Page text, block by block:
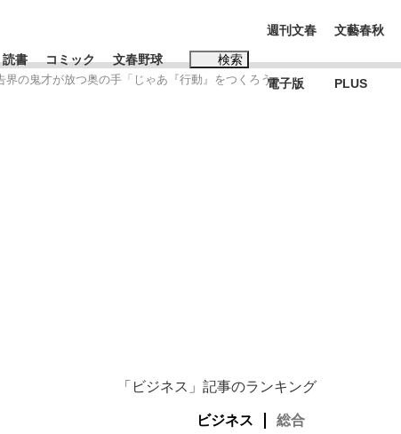
田圭佑が初めて明かした日本代表監督に...
読書 コミック 文春野球 検索
週刊文春
電子版
文藝春秋
PLUS
の鬼才が放つ奥の手「じゃあ『行動』をつくろう」
「ビジネス」記事のランキング
ビジネス 総合